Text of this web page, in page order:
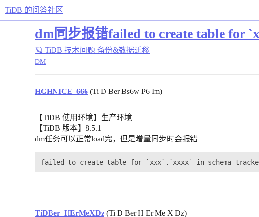
TiDB 的问答社区
dm同步报错failed to create table for
🪐 TiDB 技术问题 备份&数据迁移
DM
HGHNICE_666 (Ti D Ber Bs6w P6 Im)
【TiDB 使用环境】生产环境
【TiDB 版本】8.5.1
dm任务可以正常load完，但是增量同步时会报错
TiDBer_HErMeXDz (Ti D Ber H Er Me X Dz)